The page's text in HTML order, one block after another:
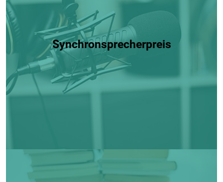
Synchronsprecherpreis